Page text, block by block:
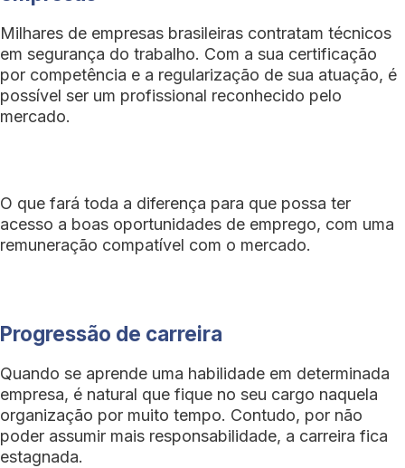
Milhares de empresas brasileiras contratam técnicos
em segurança do trabalho. Com a sua certificação
por competência e a regularização de sua atuação, é
possível ser um profissional reconhecido pelo
mercado.
O que fará toda a diferença para que possa ter
acesso a boas oportunidades de emprego, com uma
remuneração compatível com o mercado.
Progressão de carreira
Quando se aprende uma habilidade em determinada
empresa, é natural que fique no seu cargo naquela
organização por muito tempo. Contudo, por não
poder assumir mais responsabilidade, a carreira fica
estagnada.